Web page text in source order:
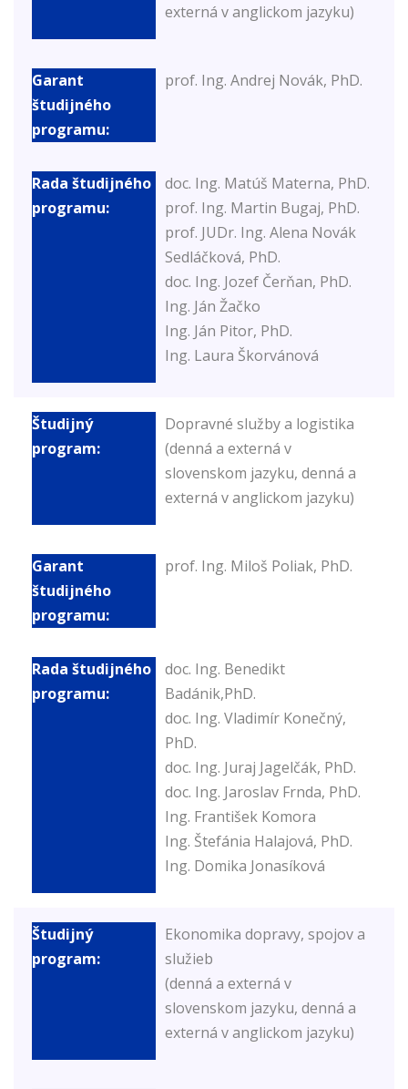
externá v anglickom jazyku)
prof. Ing. Andrej Novák, PhD.
doc. Ing. Matúš Materna, PhD.
prof. Ing. Martin Bugaj, PhD.
prof. JUDr. Ing. Alena Novák
Sedláčková, PhD.
doc. Ing. Jozef Čerňan, PhD.
Ing. Ján Žačko
Ing. Ján Pitor, PhD.
Ing. Laura Škorvánová
Dopravné služby a logistika
(denná a externá v
slovenskom jazyku, denná a
externá v anglickom jazyku)
prof. Ing. Miloš Poliak, PhD.
doc. Ing. Benedikt
Badánik,PhD.
doc. Ing. Vladimír Konečný,
PhD.
doc. Ing. Juraj Jagelčák, PhD.
doc. Ing. Jaroslav Frnda, PhD.
Ing. František Komora
Ing. Štefánia Halajová, PhD.
Ing. Domika Jonasíková
Ekonomika dopravy, spojov a
služieb
(denná a externá v
slovenskom jazyku, denná a
externá v anglickom jazyku)